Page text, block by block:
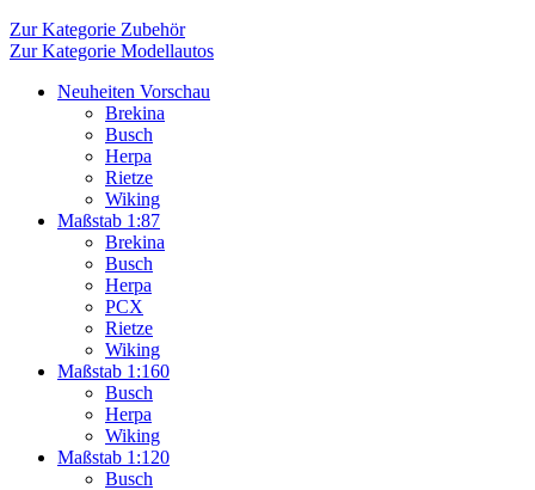
Zur Kategorie Zubehör
Zur Kategorie Modellautos
Neuheiten Vorschau
Brekina
Busch
Herpa
Rietze
Wiking
Maßstab 1:87
Brekina
Busch
Herpa
PCX
Rietze
Wiking
Maßstab 1:160
Busch
Herpa
Wiking
Maßstab 1:120
Busch